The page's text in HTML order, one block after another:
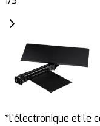
*l'électronique et le